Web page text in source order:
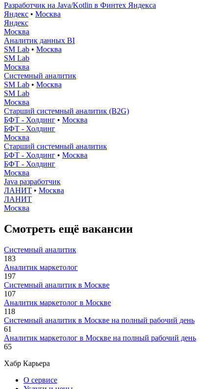
Разработчик на Java/Kotlin в Финтех Яндекса
Яндекс • Москва
Яндекс
Москва
Аналитик данных BI
SM Lab • Москва
SM Lab
Москва
Системный аналитик
SM Lab • Москва
SM Lab
Москва
Старший системный аналитик (B2G)
БФТ - Холдинг • Москва
БФТ - Холдинг
Москва
Старший системный аналитик
БФТ - Холдинг • Москва
БФТ - Холдинг
Москва
Java разработчик
ЛАНИТ • Москва
ЛАНИТ
Москва
Смотреть ещё вакансии
Системный аналитик
183
Аналитик маркетолог
197
Системный аналитик в Москве
107
Аналитик маркетолог в Москве
118
Системный аналитик в Москве на полный рабочий день
61
Аналитик маркетолог в Москве на полный рабочий день
65
Хабр Карьера
О сервисе